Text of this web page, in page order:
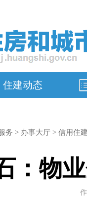
住建动态
务 > 办事大厅 > 信用住
：物